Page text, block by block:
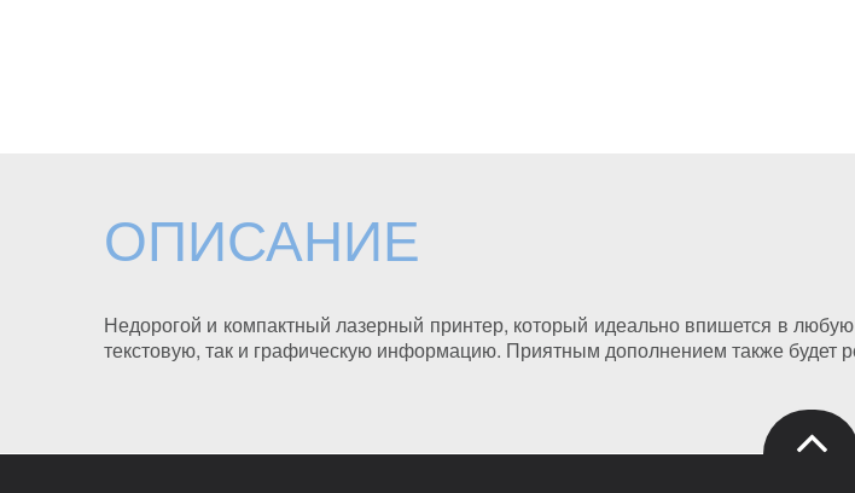
ОПИСАНИЕ
Недорогой и компактный лазерный принтер, который идеально впишется в
текстовую, так и графическую информацию. Приятным дополнением также будет